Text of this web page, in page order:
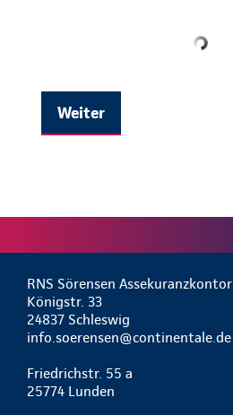
Weiter
RNS Sörensen Assekuranzkontor
Königstr. 33
24837 Schleswig
info.soerensen@continentale.de
Friedrichstr. 55 a
25774 Lunden